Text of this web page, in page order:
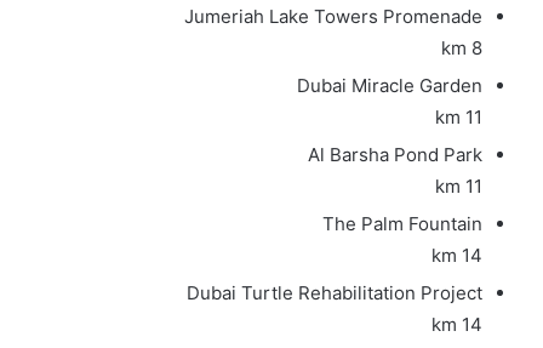
Jumeriah Lake Towers Promenade
8 km
Dubai Miracle Garden
11 km
Al Barsha Pond Park
11 km
The Palm Fountain
14 km
Dubai Turtle Rehabilitation Project
14 km